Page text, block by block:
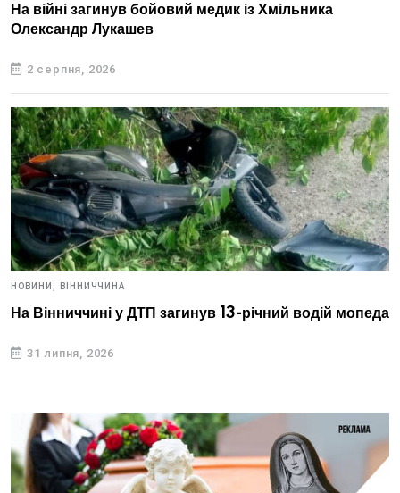
На війні загинув бойовий медик із Хмільника
Олександр Лукашев
2 серпня, 2026
НОВИНИ, ВІННИЧЧИНА
На Вінниччині у ДТП загинув 13-річний водій мопеда
31 липня, 2026